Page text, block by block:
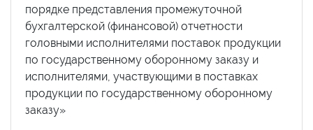
порядке представления промежуточной
бухгалтерской (финансовой) отчетности
головными исполнителями поставок продукции
по государственному оборонному заказу и
исполнителями, участвующими в поставках
продукции по государственному оборонному
заказу»